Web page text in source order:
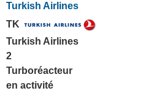
Turkish Airlines
TK
Turkish Airlines
2
Turboréacteur
en activité